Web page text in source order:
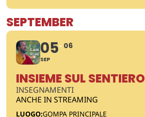
SEPTEMBER
05
SEP
06
INSIEME SUL SENTIERO
INSEGNAMENTI
ANCHE IN STREAMING
LUOGO:GOMPA PRINCIPALE